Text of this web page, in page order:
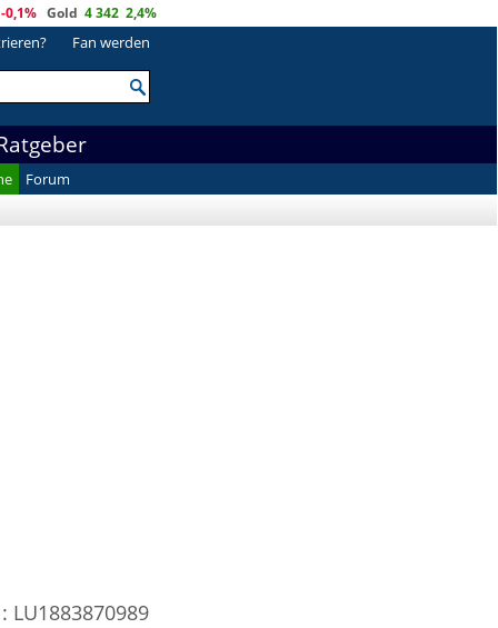
-0,1% Gold 4 342 2,4%
Fan werden
Forum
LU1883870989